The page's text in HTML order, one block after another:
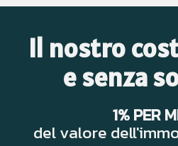
Il nostro
e senza
1% PER
del valore